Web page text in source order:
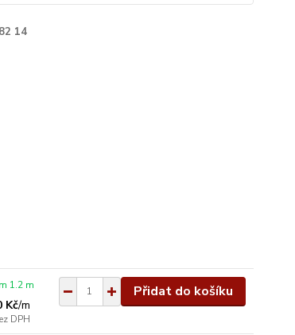
14
Kč/m
DPH
1.2 m Přidat do košíku